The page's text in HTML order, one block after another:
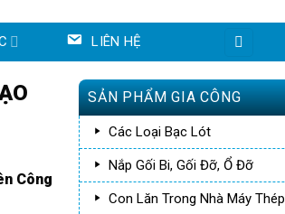
LIÊN HỆ
Công
SẢN PHẨM GIA CÔNG
Các Loại Bạc Lót
Nắp Gối Bi, Gối Đỡ, Ổ Đỡ
Con Lăn Trong Nhà Máy Thép